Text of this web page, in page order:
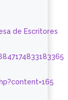
de Escritores